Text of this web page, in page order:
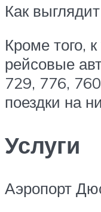
Как
Кроме того,
рейсовые
729, 776,
поездки на
Услуги
Аэропорт